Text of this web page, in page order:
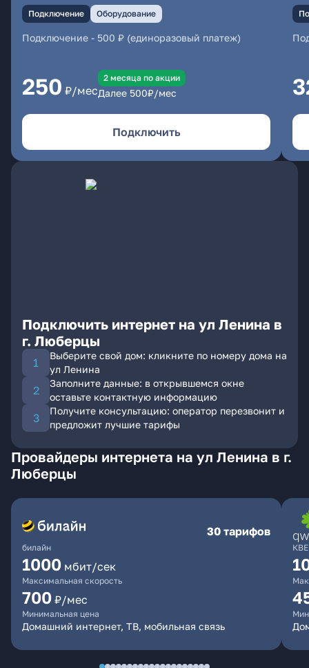
Подключение Оборудование
Подключение - 500 ₽ (единоразовый платеж)
250 ₽/мес
2 месяцa по акции
Далее 500₽/мес
Подключить
Подключить интернет на ул Ленина в
г. Люберцы
Выберите свой дом: кликните по номеру дома на
ул Ленина
Заполните данные: в открывшемся окне
оставьте контактную информацию
Получите консультацию: оператор перезвонит и
предложит лучшие тарифы
Провайдеры интернета на ул Ленина в г.
Люберцы
билайн
30 тарифов
1000 мбит/сек
Максимальная скорость
700 ₽/мес
Минимальная цена
Домашний интернет, ТВ, мобильная связь